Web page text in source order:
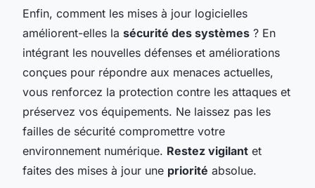
Enfin, comment les mises à jour logicielles
améliorent-elles la sécurité des systèmes ? En
intégrant les nouvelles défenses et améliorations
conçues pour répondre aux menaces actuelles,
vous renforcez la protection contre les attaques et
préservez vos équipements. Ne laissez pas les
failles de sécurité compromettre votre
environnement numérique. Restez vigilant et
faites des mises à jour une priorité absolue.